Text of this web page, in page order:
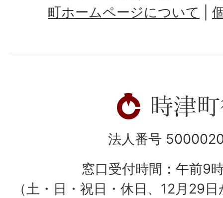
町ホームページについて
法人番号
窓口受付時間：午前9
（土・日・祝日・休日、12月29